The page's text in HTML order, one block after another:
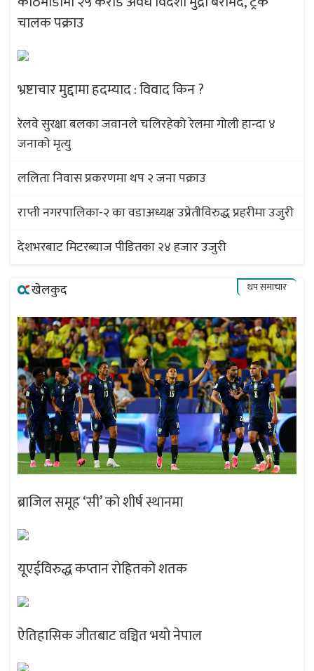
चालक पक्राउ
भ्रष्टाचार मुद्दामा हदम्याद : विवाद किन ?
रेलवे सुरक्षा बलका जवानले चलिरहेको रेलमा गोली हान्दा ४
जनाको मृत्यु
ललिता निवास प्रकरणमा थप २ जना पक्राउ
राप्ती नगरपालिका-२ का वडाअध्यक्ष उप्रेतीविरुद्ध प्रहरीमा उजुरी
देशभरबाट मिटरब्याज पीडितका २४ हजार उजुरी
खेलकुद थप समाचार
ब्राजिल समूह ‘सी’ को शीर्ष स्थानमा
यूएईविरुद्ध कप्तान रोहितको शतक
ऐतिहासिक जीतबाट वञ्चित भयो नेपाल